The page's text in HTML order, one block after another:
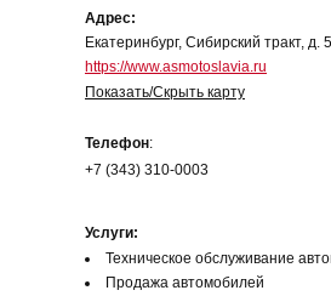
Адрес:
Екатеринбург, Сибирский тракт, д.
https://www.asmotoslavia.ru
Показать/Скрыть карту
Телефон:
+7 (343) 310-0003
Услуги:
Техническое обслуживание
Продажа автомобилей